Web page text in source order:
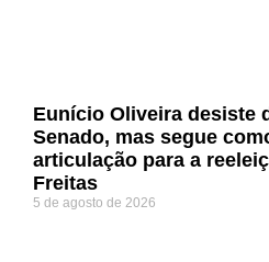
Eunício Oliveira desiste
Senado, mas segue
articulação para a
Freitas
5 de agosto de 2026